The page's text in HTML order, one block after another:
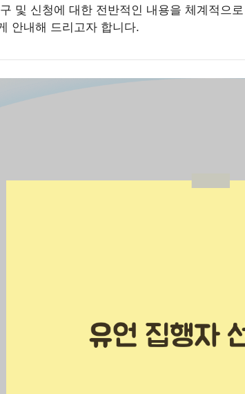
및 신청에 대한 전반적인 내용을 체계적으
안내해 드리고자 합니다.